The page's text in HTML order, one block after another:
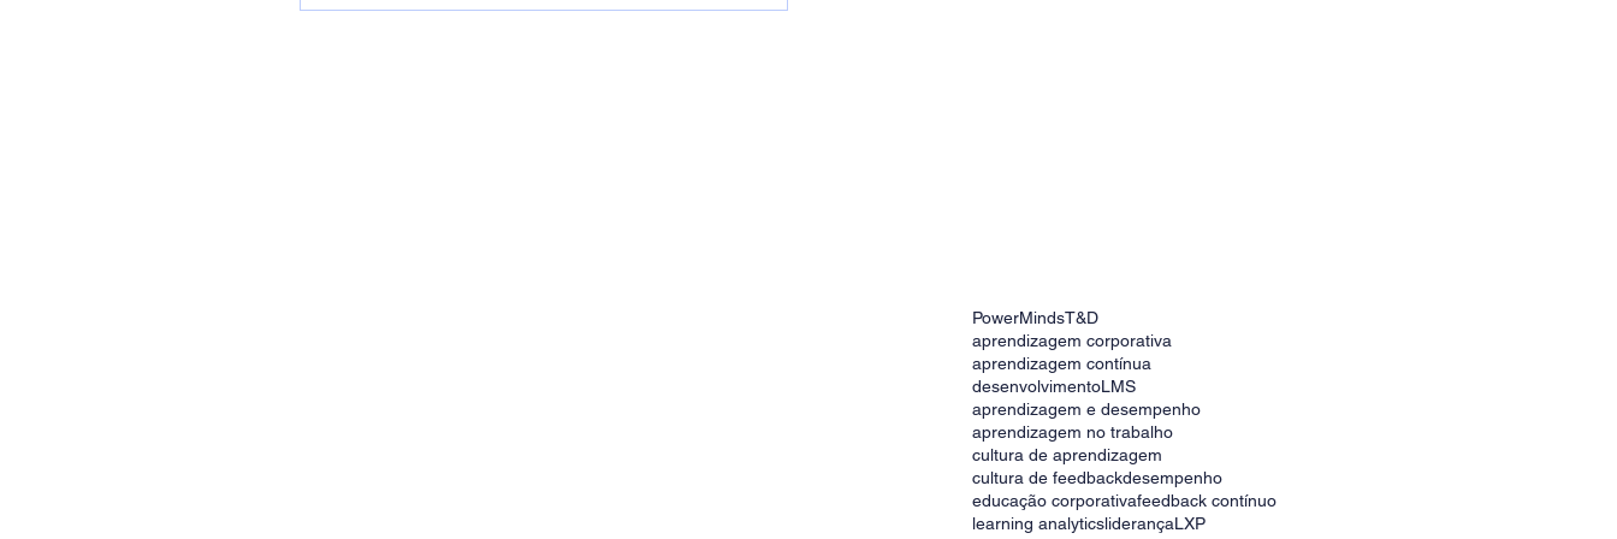
PowerMindsT&D
aprendizagem corporativa
aprendizagem contínua
desenvolvimentoLMS
aprendizagem e desempenho
aprendizagem no trabalho
cultura de aprendizagem
cultura de feedbackdesempenho
educação corporativafeedback contínuo
learning analyticsliderançaLXP